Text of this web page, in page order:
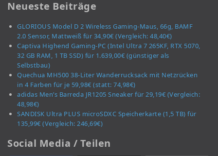
Neueste Beiträge
GLORIOUS Model D 2 Wireless Gaming-Maus, 66g, BAMF
2.0 Sensor, Mattweiß für 34,90€ (Vergleich: 48,40€)
Captiva Highend Gaming-PC (Intel Ultra 7 265KF, RTX 5070,
32 GB RAM, 1 TB SSD) für 1.639,00€ (günstiger als
Selbstbau)
Quechua MH500 38-Liter Wanderrucksack mit Netzrücken
in 4 Farben für je 59,98€ (statt: 74,98€)
adidas Men’s Barreda JR1205 Sneaker für 29,19€ (Vergleich:
48,98€)
SANDISK Ultra PLUS microSDXC Speicherkarte (1,5 TB) für
135,99€ (Vergleich: 246,69€)
Social Media / Teilen